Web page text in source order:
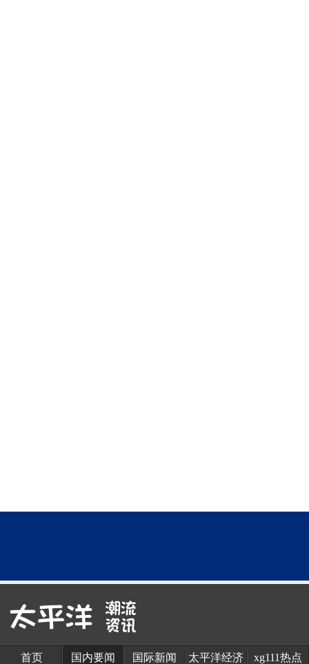
首页 国内要闻 国际新闻 太平洋经济 xg111热点